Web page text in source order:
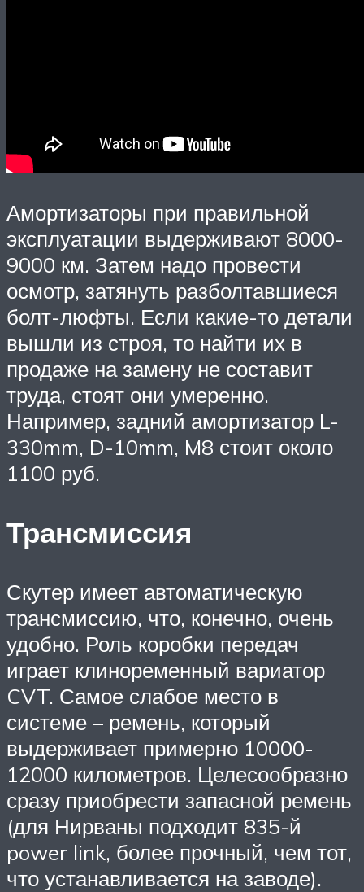
Амортизаторы при правильной
эксплуатации выдерживают 8000-
9000 км. Затем надо провести
осмотр, затянуть разболтавшиеся
болт-люфты. Если какие-то детали
вышли из строя, то найти их в
продаже на замену не составит
труда, стоят они умеренно.
Например, задний амортизатор L-
330mm, D-10mm, M8 стоит около
1100 руб.
Трансмиссия
Скутер имеет автоматическую
трансмиссию, что, конечно, очень
удобно. Роль коробки передач
играет клиноременный вариатор
CVT. Самое слабое место в
системе – ремень, который
выдерживает примерно 10000-
12000 километров. Целесообразно
сразу приобрести запасной ремень
(для Нирваны подходит 835-й
power link, более прочный, чем тот,
что устанавливается на заводе).